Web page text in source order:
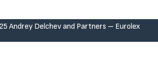
Andrey Delchev and Partners – Eurolex